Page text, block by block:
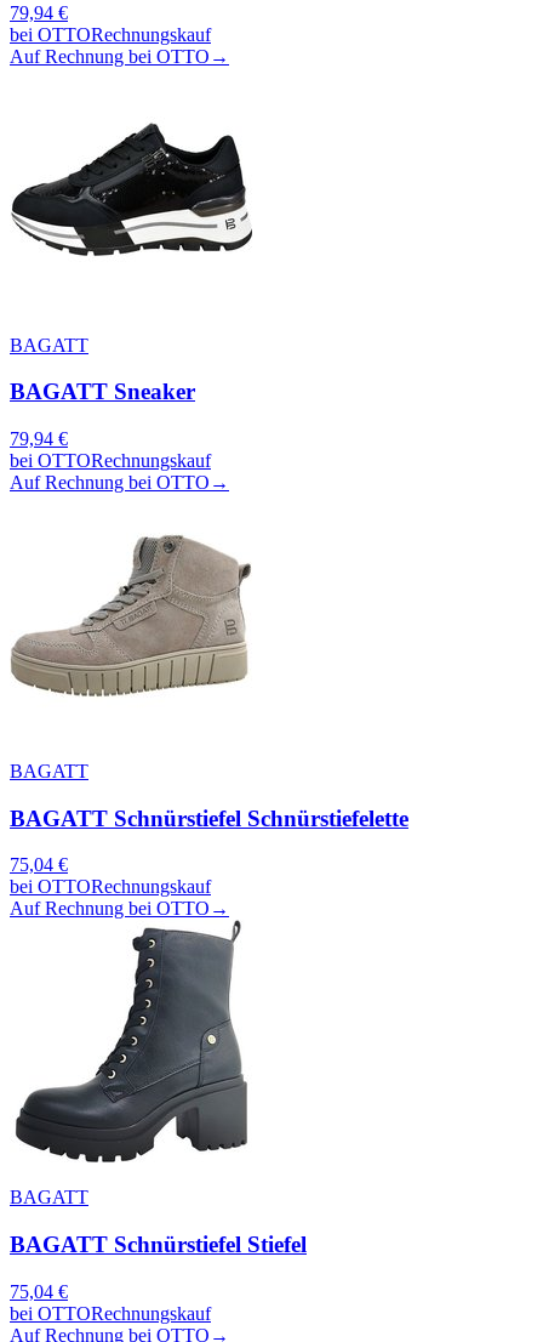
79,94 €
bei OTTORechnungskauf
Auf Rechnung bei OTTO →
BAGATT
BAGATT Sneaker
79,94 €
bei OTTORechnungskauf
Auf Rechnung bei OTTO →
BAGATT
BAGATT Schnürstiefel Schnürstiefelette
75,04 €
bei OTTORechnungskauf
Auf Rechnung bei OTTO →
BAGATT
BAGATT Schnürstiefel Stiefel
75,04 €
bei OTTORechnungskauf
Auf Rechnung bei OTTO →